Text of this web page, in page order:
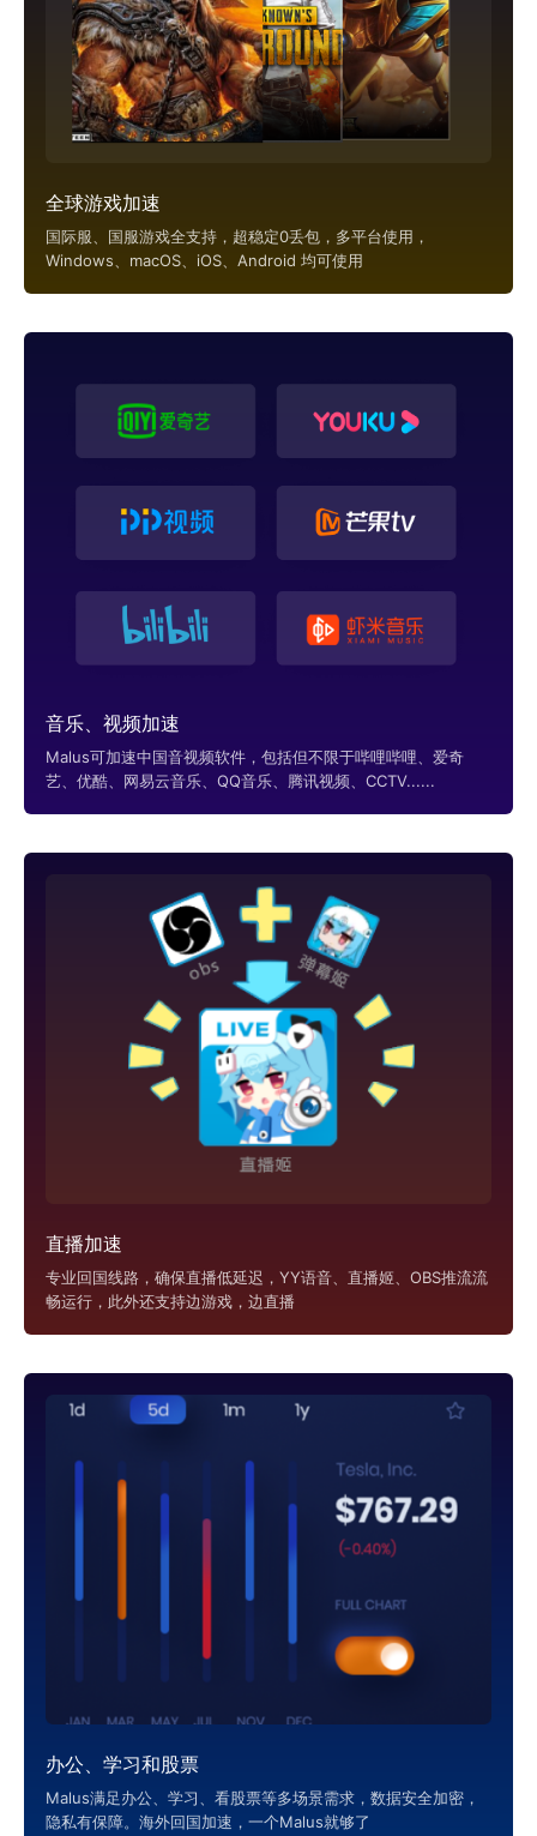
全球游戏加速
国际服、国服游戏全支持，超稳定0丢包，多平台使用，
Windows、macOS、iOS、Android 均可使用
音乐、视频加速
Malus可加速中国音视频软件，包括但不限于哔哩哔哩、爱奇
艺、优酷、网易云音乐、QQ音乐、腾讯视频、CCTV......
直播加速
专业回国线路，确保直播低延迟，YY语音、直播姬、OBS推流流
畅运行，此外还支持边游戏，边直播
办公、学习和股票
Malus满足办公、学习、看股票等多场景需求，数据安全加密，
隐私有保障。海外回国加速，一个Malus就够了